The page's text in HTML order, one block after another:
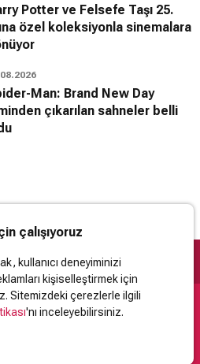
Potter ve Felsefe Taşı 25.
özel koleksiyonla sinemalara
Man: Brand New Day
çıkarılan sahneler belli
çalışıyoruz
kullanıcı deneyiminizi
kişiselleştirmek için
Sitemizdeki çerezlerle ilgili
'nı inceleyebilirsiniz.
Destek
Sözleşmesi